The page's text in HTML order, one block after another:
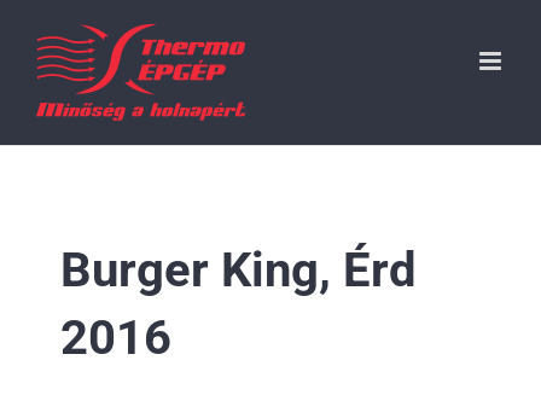
Burger King, Érd
2016